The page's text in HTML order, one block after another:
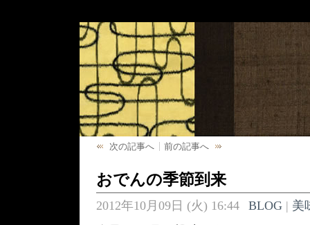
次の記事へ 前の記事へ
おでんの季節到来
2012年10月09日 (火) 16:44 BLOG| 美